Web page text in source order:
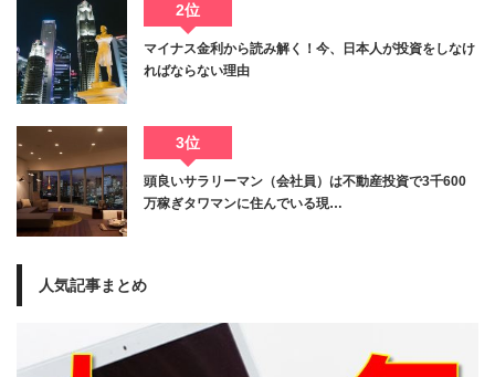
2位
マイナス金利から読み解く！今、日本人が投資をしなけ
ればならない理由
3位
頭良いサラリーマン（会社員）は不動産投資で3千600
万稼ぎタワマンに住んでいる現…
人気記事まとめ